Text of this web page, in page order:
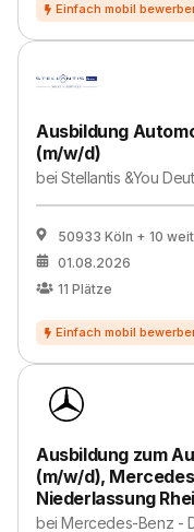
Ausbildung
(m/w/d)
beiStellantis &You
50933 Köln + 10
01.08.2026
11 Plätze
Ausbildung zum
(m/w/d),
Niederlassung
beiMercedes-Benz -